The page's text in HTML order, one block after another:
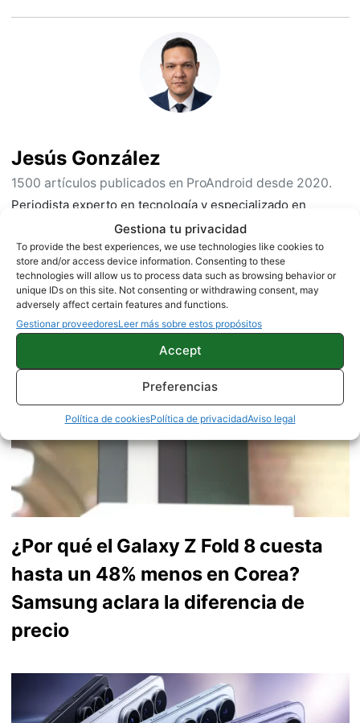
Gestiona tu privacidad
To provide the best experiences, we use technologies like cookies to
store and/or access device information. Consenting to these
technologies will allow us to process data such as browsing behavior or
unique IDs on this site. Not consenting or withdrawing consent, may
adversely affect certain features and functions.
Gestionar proveedoresLeer más sobre estos propósitos
Accept
Preferencias
Política de cookiesPolítica de privacidadAviso legal
Jesús González
1500 artículos publicados en ProAndroid desde 2020.
Periodista experto en tecnología y especializado en
móviles Android y telefonía, desde pequeño vive por y para
los gadgets, le encanta estar a la última y es redactor sobre
tecnología desde 2018. Amante de los smartphones,
tablets, smartwatches y todo lo que tenga una pantalla. Ha
probado más de 100 móviles de distintas marcas, y es
capaz de encontrar los detalles más importantes. Síguelo
enX.
¿Por qué el Galaxy Z Fold 8 cuesta
hasta un 48% menos en Corea?
Samsung aclara la diferencia de
precio